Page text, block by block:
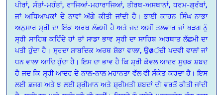
ਪੀਰਾਂ, ਸੰਤਾਂ-ਮਹੰਤਾਂ, ਰਾਜਿਆਂ-ਮਹਾਰਾਜਿਆਂ, ਤੀਰਥ-ਅਸਥਾਨਾਂ, ਧਰਮ-ਗ੍ਰੰਥਾਂ,
ਜਾਂ ਅਧਿਆਪਕਾਂ ਦੇ ਨਾਵਾਂ ਅੱਗੇ ਕੀਤੀ ਜਾਂਦੀ ਹੈ। ਭਾਈ ਕਾਹਨ ਸਿੰਘ ਨਾਭਾ
ਅਨੁਸਾਰ ਸ੍ਰੀ ਦਾ ਇੱਕ ਅਰਥ ਲੱਛਮੀ ਹੈ ਅਤੇ ਜਦ ਅਸੀਂ ਤਲਵਾਰ ਜਾਂ ਖੜਗ ਨੂੰ
ਸ੍ਰੀ ਸਾਹਿਬ ਕਹਿੰਦੇ ਹਾਂ ਤਾਂ ਸਾਡਾ ਭਾਵ ਸ੍ਰੀ ਦਾ ਸਾਹਿਬ ਅਰਥਾਤ ਲੱਛਮੀ ਦਾ
ਪਤੀ ਹੁੰਦਾ ਹੈ। ਸ੍ਰਦਾ ਸ਼ਾਬਦਿਕ ਅਰਥ ਸ਼ੋਭਾ ਵਾਲਾ, ਉØੱਚੀ ਪਦਵੀ ਵਾਲਾਂ ਜਾਂ
ਧਨ ਵਾਲਾ ਆਦਿ ਹੁੰਦਾ ਹੈ। ਇਸ ਦਾ ਭਾਵ ਹੈ ਕਿ ਸ਼੍ਰੀ ਕੇਵਲ ਆਦਰ ਸੂਚਕ ਸ਼ਬਦ
ਹੈ ਜਦ ਕਿ ਸ੍ਰੀ ਆਦਰ ਦੇ ਨਾਲ-ਨਾਲ ਮਹਾਨਤਾ ਵੱਲ ਵੀ ਸੰਕੇਤ ਕਰਦਾ ਹੈ। ਇਸ
ਲਈ ਛਜਗ ਅਤੇ ਝ ਲਈ ਸ਼੍ਰੀਮਾਨ ਅਤੇ ਸ਼੍ਰੀਮਤੀ ਸ਼ਬਦਾਂ ਦੀ ਵਰਤੋਂ ਕੀਤੀ ਜਾਂਦੀ